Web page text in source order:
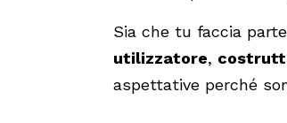
Sia che tu faccia
utilizzatore,
aspettative perché